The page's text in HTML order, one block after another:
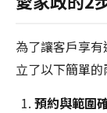
為了讓客戶享
立了以下簡單的
預約與範圍